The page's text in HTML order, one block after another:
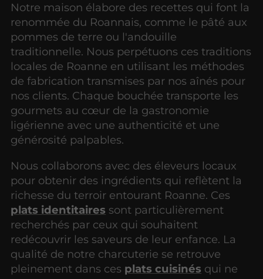
Notre maison élabore des recettes qui font la
renommée du Roannais, comme le pâté aux
pommes de terre ou l'andouille
traditionnelle. Nous perpétuons ces traditions
locales de Roanne en utilisant les méthodes
de fabrication transmises par nos aînés pour
nos clients. Chaque bouchée transporte les
gourmets au cœur de la gastronomie
ligérienne avec une authenticité et une
générosité palpables.
Nous collaborons avec des éleveurs locaux
pour obtenir des ingrédients qui reflètent la
richesse du terroir entourant Roanne. Ces
plats identitaires sont particulièrement
recherchés par ceux qui souhaitent
redécouvrir les saveurs de leur enfance. La
qualité de notre charcuterie se retrouve
pleinement dans ces plats cuisinés qui ne